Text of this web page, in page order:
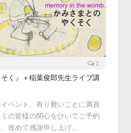
2
そく』＋稲葉俊郎先生ライブ講
ベント、有り難いことに満員
の皆様の関心をひいてご予約
改めて感謝申し上げ…